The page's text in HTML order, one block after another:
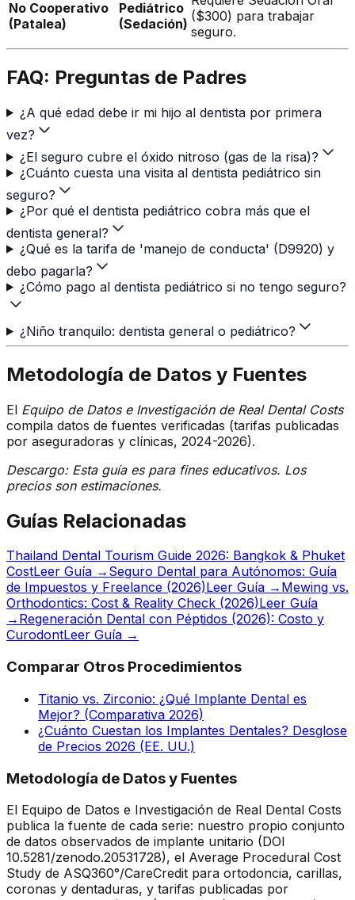
No Cooperativo
(Patalea)
Pediátrico
(Sedación) ($300) para trabajar
seguro.
FAQ: Preguntas de Padres
¿A qué edad debe ir mi hijo al dentista por primera
vez?
¿El seguro cubre el óxido nitroso (gas de la risa)?
¿Cuánto cuesta una visita al dentista pediátrico sin
seguro?
¿Por qué el dentista pediátrico cobra más que el
dentista general?
¿Qué es la tarifa de 'manejo de conducta' (D9920) y
debo pagarla?
¿Cómo pago al dentista pediátrico si no tengo seguro?
¿Niño tranquilo: dentista general o pediátrico?
Metodología de Datos y Fuentes
El Equipo de Datos e Investigación de Real Dental Costs
compila datos de fuentes verificadas (tarifas publicadas
por aseguradoras y clínicas, 2024-2026).
Descargo: Esta guía es para fines educativos. Los
precios son estimaciones.
Guías Relacionadas
Thailand Dental Tourism Guide 2026: Bangkok & Phuket
CostLeer Guía → Seguro Dental para Autónomos: Guía
de Impuestos y Freelance (2026)Leer Guía → Mewing vs.
Orthodontics: Cost & Reality Check (2026)Leer Guía
→ Regeneración Dental con Péptidos (2026): Costo y
CurodontLeer Guía →
Comparar Otros Procedimientos
Titanio vs. Zirconio: ¿Qué Implante Dental es
Mejor? (Comparativa 2026)
¿Cuánto Cuestan los Implantes Dentales? Desglose
de Precios 2026 (EE. UU.)
Metodología de Datos y Fuentes
El Equipo de Datos e Investigación de Real Dental Costs
publica la fuente de cada serie: nuestro propio conjunto
de datos observados de implante unitario (DOI
10.5281/zenodo.20531728), el Average Procedural Cost
Study de ASQ360°/CareCredit para ortodoncia, carillas,
coronas y dentaduras, y tarifas publicadas por